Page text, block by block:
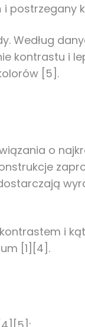
i
Według
kontrastu i
[5].
o
i
[1][4].